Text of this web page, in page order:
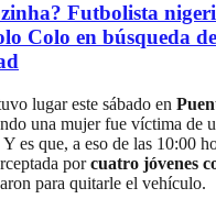
Futbolista
Colo en búsqueda
lugar este sábado en
una mujer fue víctima de
es que, a eso de las 10:00
porcuatro jóvenes
para quitarle el vehículo.